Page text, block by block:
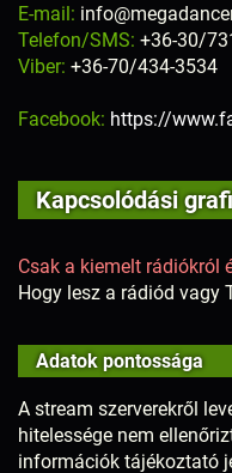
E-mail:
Telefon/SMS: +36-30/
Viber: +36-70/434-3534
Facebook: https://
Kapcsolódási
Csak a kiemelt rádiókról
Hogy lesz a rádiód vagy
Adatok pontossága
A stream szerverekről
hitelessége nem
információk tájékoztató